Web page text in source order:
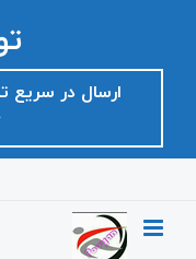
ارسال در سریع